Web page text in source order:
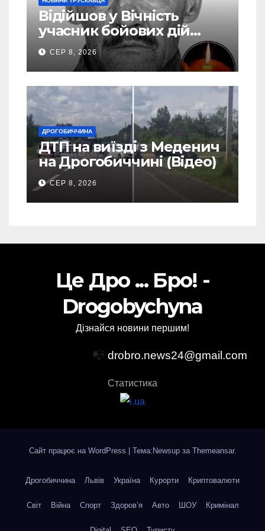
Відійшов у Вічність
учасник бойових дій
Василь Іваникович зі
Станилі
СЕР 8, 2026
ДРОГОБИЧЧИНА
ДТП на виїзді з Меденич
на Дрогобиччині (Відео)
СЕР 8, 2026
Це Дро ... Бро! -
Drogobychyna
Дізнайся новини першим!
📭 drobro.news24@gmail.com
Статистика
Сайт працює на WordPress Тема:Newsup за Themeansar.
Дрогобиччина Львів Україна Курорти Криптовалюти
Світ Війна Спорт Здоров’я Авто ШОУ Кримінал